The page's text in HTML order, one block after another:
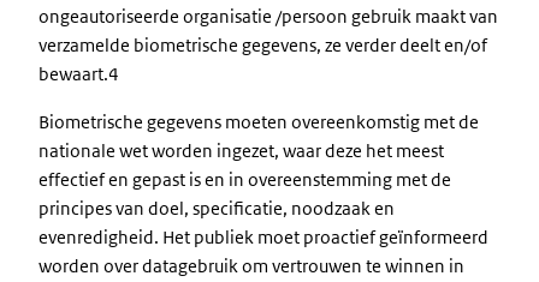
ongeautoriseerde organisatie /persoon gebruik maakt van
verzamelde biometrische gegevens, ze verder deelt en/of
bewaart.4
Biometrische gegevens moeten overeenkomstig met de
nationale wet worden ingezet, waar deze het meest
effectief en gepast is en in overeenstemming met de
principes van doel, specificatie, noodzaak en
evenredigheid. Het publiek moet proactief geïnformeerd
worden over datagebruik om vertrouwen te winnen in